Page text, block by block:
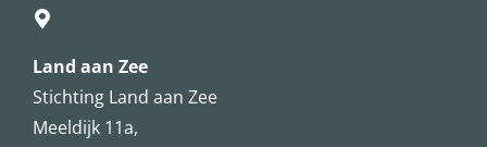
Land aan Zee
Stichting Land aan Zee
Meeldijk 11a,